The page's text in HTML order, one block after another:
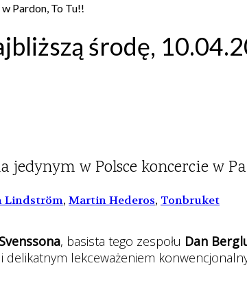
Pardon, To Tu!!
środę,
jedynym w Polsce koncercie w
Lindström, Martin Hederos, Tonbruket
, basista tego zespołu Dan
delikatnym lekceważeniem